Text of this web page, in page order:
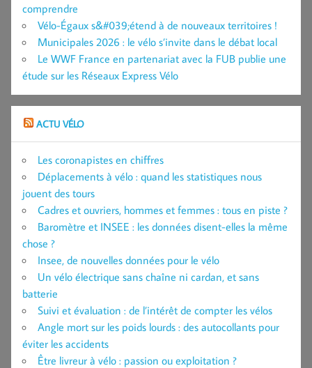
comprendre
Vélo-Égaux s&#039;étend à de nouveaux territoires !
Municipales 2026 : le vélo s’invite dans le débat local
Le WWF France en partenariat avec la FUB publie une
étude sur les Réseaux Express Vélo
ACTU VÉLO
Les coronapistes en chiffres
Déplacements à vélo : quand les statistiques nous
jouent des tours
Cadres et ouvriers, hommes et femmes : tous en piste ?
Baromètre et INSEE : les données disent-elles la même
chose ?
Insee, de nouvelles données pour le vélo
Un vélo électrique sans chaîne ni cardan, et sans
batterie
Suivi et évaluation : de l’intérêt de compter les vélos
Angle mort sur les poids lourds : des autocollants pour
éviter les accidents
Être livreur à vélo : passion ou exploitation ?